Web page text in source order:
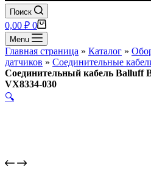
Поиск
Корзина
0,00 ₽ 0
Menu
Главная страница » Каталог »
датчиков » Соединительные
Соединительный кабель Balluff
VX8334-030
🔍